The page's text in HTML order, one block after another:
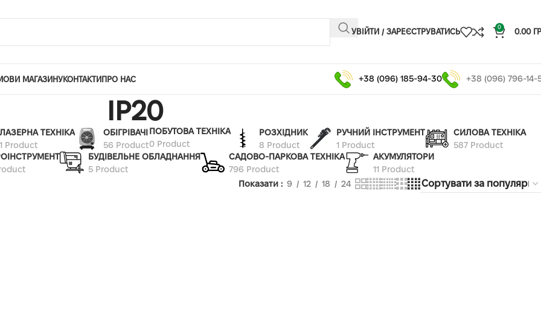
УВІЙТИ / ЗАРЕЄСТРУВАТИСЬ
0
0.00
МАГАЗИНУКОНТАКТИПРО НАС +38 (096) 185-94-30 +38 (096) 796-14-
IP20
ТЕХНІКА
Product
ОБІГРІВАЧІ
56 Product
ПОБУТОВА ТЕХНІКА
0 Product
РОЗХІДНИК
8 Product
РУЧНИЙ ІНСТРУМЕНТ
1 Product
СИЛОВА ТЕХНІКА
587 Product
БУДІВЕЛЬНЕ ОБЛАДНАННЯ
5 Product
САДОВО-ПАРКОВА ТЕХНІКА
796 Product
АКУМУЛЯТОРИ
11 Product
Показати
9 12 18 24